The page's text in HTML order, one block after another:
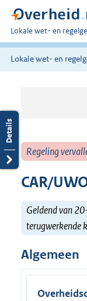
U
bent
hier:
Lokale wet- en
Lokale wet- en
Regeling
CAR/
Geldend van
Algemeen